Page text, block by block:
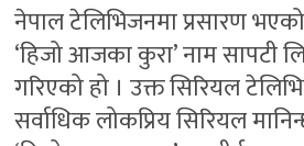
नेपाल टेलिभिजनमा प्रसारण
‘हिजो आजका कुरा’ नाम सापटी
गरिएको हो । उक्त सिरियल
सर्वाधिक लोकप्रिय सिरियल